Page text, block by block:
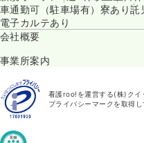
車通勤可（駐車場有） 寮あり託
電子カルテあり
会社概要
事業所案内
看護roo!を運営する(株)クイ
プライバシーマークを取得し